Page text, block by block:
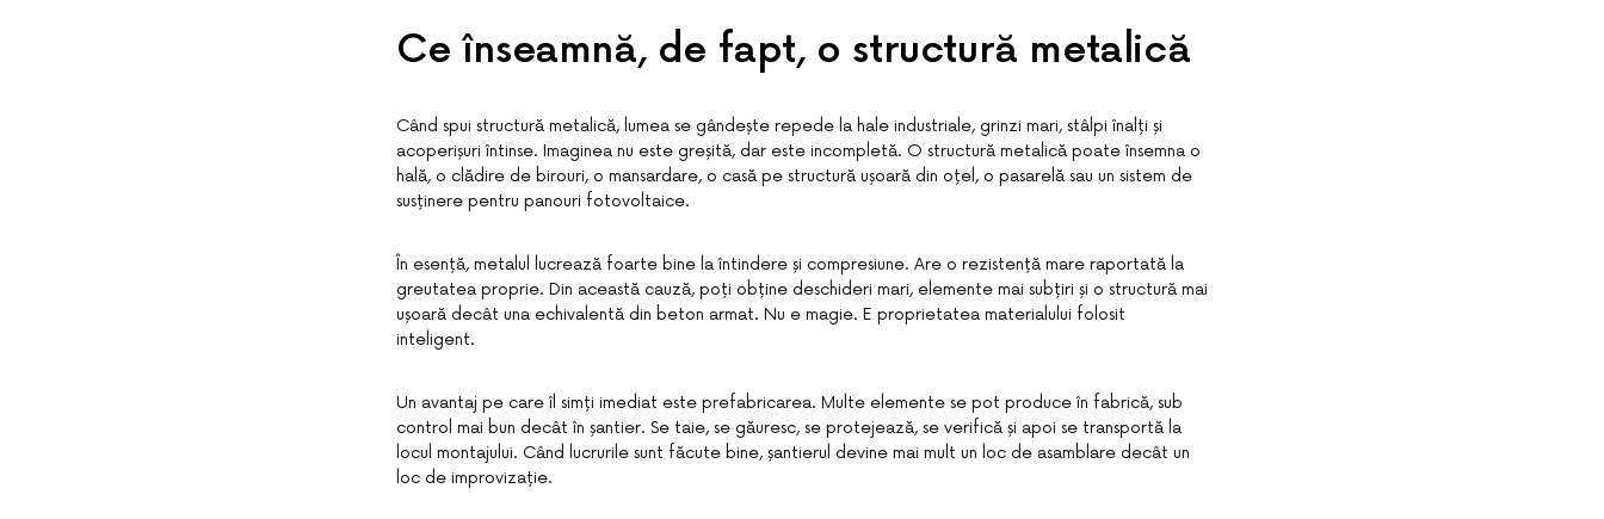
Ce înseamnă, de fapt, o structură metalică
Când spui structură metalică, lumea se gândește repede la hale industriale, grinzi mari, stâlpi înalți și
acoperișuri întinse. Imaginea nu este greșită, dar este incompletă. O structură metalică poate însemna o
hală, o clădire de birouri, o mansardare, o casă pe structură ușoară din oțel, o pasarelă sau un sistem de
susținere pentru panouri fotovoltaice.
În esență, metalul lucrează foarte bine la întindere și compresiune. Are o rezistență mare raportată la
greutatea proprie. Din această cauză, poți obține deschideri mari, elemente mai subțiri și o structură mai
ușoară decât una echivalentă din beton armat. Nu e magie. E proprietatea materialului folosit
inteligent.
Un avantaj pe care îl simți imediat este prefabricarea. Multe elemente se pot produce în fabrică, sub
control mai bun decât în șantier. Se taie, se găuresc, se protejează, se verifică și apoi se transportă la
locul montajului. Când lucrurile sunt făcute bine, șantierul devine mai mult un loc de asamblare decât un
loc de improvizație.